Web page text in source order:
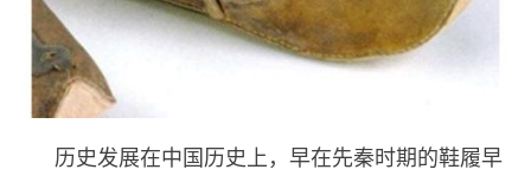
历史发展在中国历史上，早在先秦时期的鞋履早